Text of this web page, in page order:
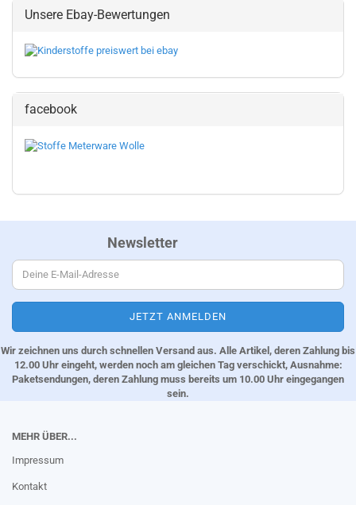
Unsere Ebay-Bewertungen
facebook
Newsletter
Wir zeichnen uns durch schnellen Versand aus. Alle Artikel, deren Zahlung bis
12.00 Uhr eingeht, werden noch am gleichen Tag verschickt, Ausnahme:
Paketsendungen, deren Zahlung muss bereits um 10.00 Uhr eingegangen
sein.
MEHR ÜBER...
Impressum
Kontakt